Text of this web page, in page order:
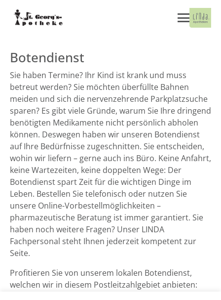
Botendienst
Sie haben Termine? Ihr Kind ist krank und muss
betreut werden? Sie möchten überfüllte Bahnen
meiden und sich die nervenzehrende Parkplatzsuche
sparen? Es gibt viele Gründe, warum Sie Ihre dringend
benötigten Medikamente nicht persönlich abholen
können. Deswegen haben wir unseren Botendienst
auf Ihre Bedürfnisse zugeschnitten. Sie entscheiden,
wohin wir liefern – gerne auch ins Büro. Keine Anfahrt,
keine Wartezeiten, keine doppelten Wege: Der
Botendienst spart Zeit für die wichtigen Dinge im
Leben. Bestellen Sie telefonisch oder nutzen Sie
unsere Online-Vorbestellmöglichkeiten –
pharmazeutische Beratung ist immer garantiert. Sie
haben noch weitere Fragen? Unser LINDA
Fachpersonal steht Ihnen jederzeit kompetent zur
Seite.
Profitieren Sie von unserem lokalen Botendienst,
welchen wir in diesem Postleitzahlgebiet anbieten: